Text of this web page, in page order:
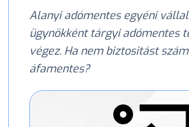
Alanyi adómentes egyéni
ügynökként tárgyi adómentes
végez. Ha nem biztositást
áfamentes?